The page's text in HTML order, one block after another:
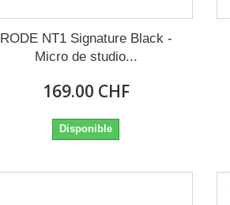
RODE NT1 Signature Black -
Micro de studio...
169.00 CHF
Disponible